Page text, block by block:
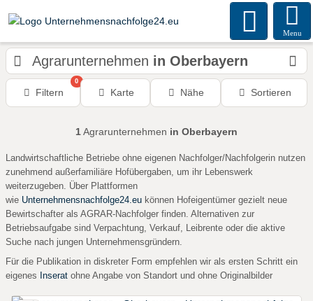
Menu
Agrarunternehmen in Oberbayern
Filtern
0
Karte Nähe Sortieren
1Agrarunternehmen in Oberbayern
Landwirtschaftliche Betriebe ohne eigenen Nachfolger/Nachfolgerin nutzen
zunehmend außerfamiliäre Hofübergaben, um ihr Lebenswerk
weiterzugeben. Über Plattformen
wie Unternehmensnachfolge24.eu können Hofeigentümer gezielt neue
Bewirtschafter als AGRAR-Nachfolger finden. Alternativen zur
Betriebsaufgabe sind Verpachtung, Verkauf, Leibrente oder die aktive
Suche nach jungen Unternehmensgründern.
Für die Publikation in diskreter Form empfehlen wir als ersten Schritt ein
eigenes Inserat ohne Angabe von Standort und ohne Originalbilder